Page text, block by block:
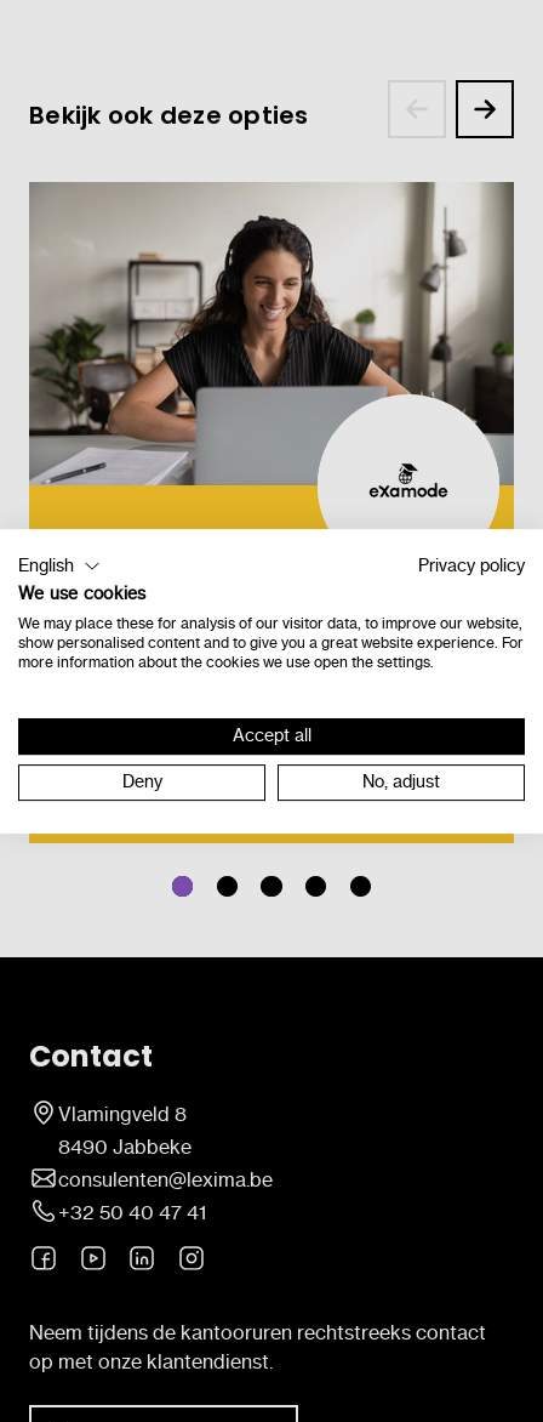
Bekijk ook deze opties
eXaMode: 12
deelnemers
Nascholing op maat - eXaMode - max 12
(online)
Bestel
Contact
Vlamingveld 8
8490 Jabbeke
consulenten@lexima.be
+32 50 40 47 41
Neem tijdens de kantooruren rechtstreeks contact
op met onze klantendienst.
English
Privacy policy
We use cookies
We may place these for analysis of our visitor data, to improve our website,
show personalised content and to give you a great website experience. For
more information about the cookies we use open the settings.
Accept all
Deny No, adjust